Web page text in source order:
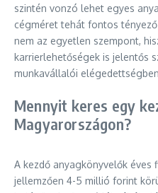
szintén vonzó lehet egyes
cégméret tehát fontos
nem az egyetlen szempont,
karrierlehetőségek is jelentős
munkavállalói
Mennyit keres egy
Magyarországon?
A kezdő anyagkönyvelők éves
jellemzően 4-5 millió forint